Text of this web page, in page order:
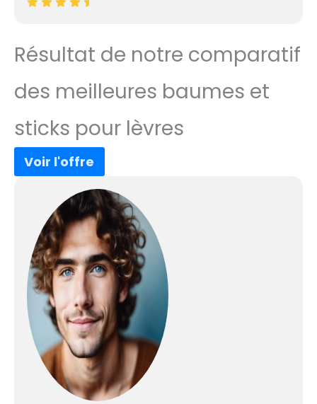
Résultat de notre comparatif
des meilleures baumes et
sticks pour lèvres